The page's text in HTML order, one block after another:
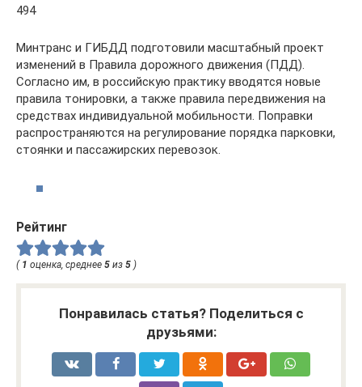
494
Минтранс и ГИБДД подготовили масштабный проект
изменений в Правила дорожного движения (ПДД).
Согласно им, в российскую практику вводятся новые
правила тонировки, а также правила передвижения на
средствах индивидуальной мобильности. Поправки
распространяются на регулирование порядка парковки,
стоянки и пассажирских перевозок.
Рейтинг
( 1 оценка, среднее 5 из 5 )
Понравилась статья? Поделиться с
друзьями: